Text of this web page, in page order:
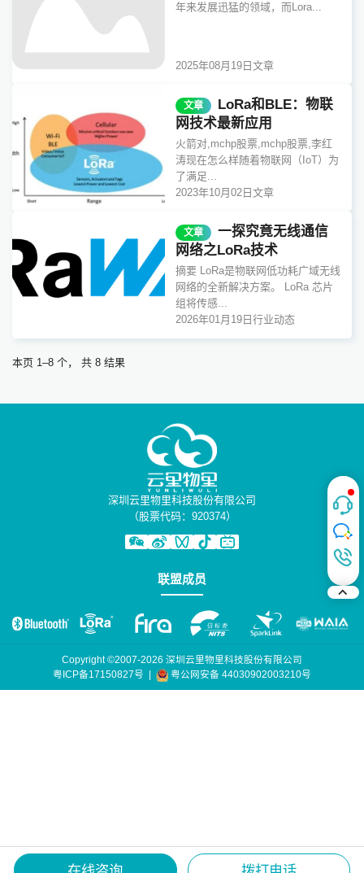
年来发展迅猛的领域，而Lora...
2025年08月19日文章
文章
LoRa和BLE：物联
网技术最新应用
火箭对,mchp股票,mchp股票,李红
涛现在怎么样随着物联网（IoT）为
了满足...
2023年10月02日文章
文章
一探究竟无线通信
网络之LoRa技术
摘要 LoRa是物联网低功耗广域无线
网络的全新解决方案。 LoRa 芯片
组将传感...
2026年01月19日行业动态
本页 1–8 个， 共 8 结果
深圳云里物里科技股份有限公司
（股票代码：920374）
联盟成员
Copyright ©2007-2026 深圳云里物里科技股份有限公司
粤ICP备17150827号
粤公网安备 44030902003210号